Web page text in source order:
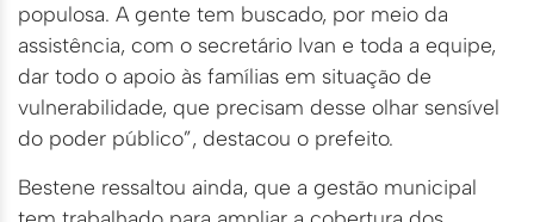
populosa. A gente tem buscado, por meio da
assistência, com o secretário Ivan e toda a equipe,
dar todo o apoio às famílias em situação de
vulnerabilidade, que precisam desse olhar sensível
do poder público”, destacou o prefeito.
Bestene ressaltou ainda, que a gestão municipal